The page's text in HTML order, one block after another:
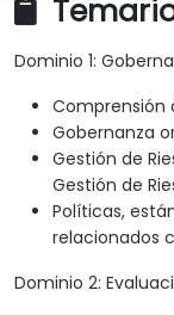
Dominio 1:
Comprensión
Gobernanza
Gestión de
Gestión de
Políticas,
relacionados
Dominio 2: